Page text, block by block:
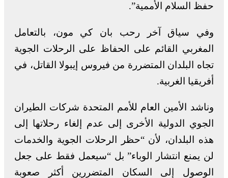
حفظ السلام الأممية”.
وفي سياق آخر رحب بان كي مون، بالتعامل
المغربي القائم على الحفاظ على الرحلات الجوية
تجاه البلدان المتضررة من فيروس إيبولا القاتل، في
أفريقيا الغربية.
وناشد الأمين العام للأمم المتحدة شركات الطيران
الجوي الدولية الأخرى إلى عدم إلغاء رحلاتها إلى
هذه البلدان، لأن “حظر الرحلات الجوية والخدمات
لن يمنع انتشار الوباء” بل “سيعمل فقط على جعل
الوصول إلى السكان المتضررين أكثر صعوبة